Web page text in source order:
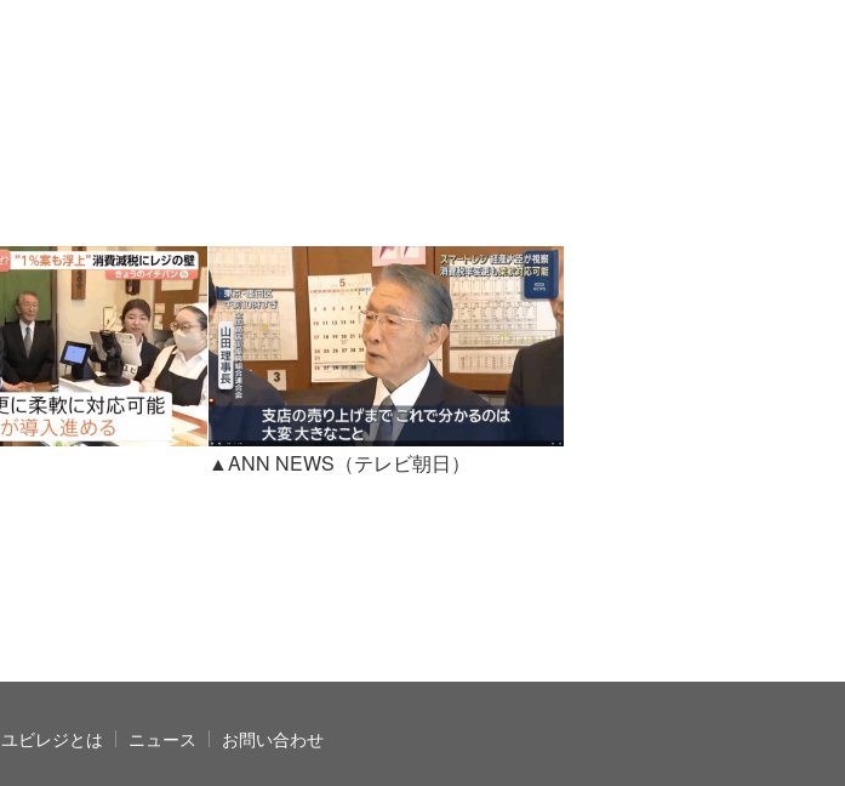
▲ANN NEWS（テレビ朝日）
ユビレジとは ニュース お問い合わせ